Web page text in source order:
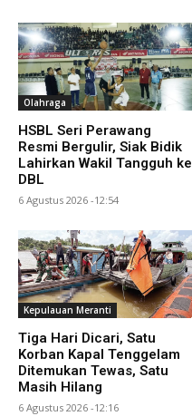
Olahraga
HSBL Seri Perawang
Resmi Bergulir, Siak Bidik
Lahirkan Wakil Tangguh ke
DBL
6 Agustus 2026 -12:54
Kepulauan Meranti
Tiga Hari Dicari, Satu
Korban Kapal Tenggelam
Ditemukan Tewas, Satu
Masih Hilang
6 Agustus 2026 -12:16